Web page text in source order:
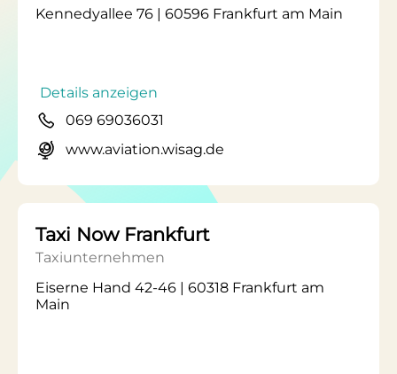
Kennedyallee 76 | 60596 Frankfurt am Main
Details anzeigen
069 69036031
www.aviation.wisag.de
Taxi Now Frankfurt
Taxiunternehmen
Eiserne Hand 42-46 | 60318 Frankfurt am
Main